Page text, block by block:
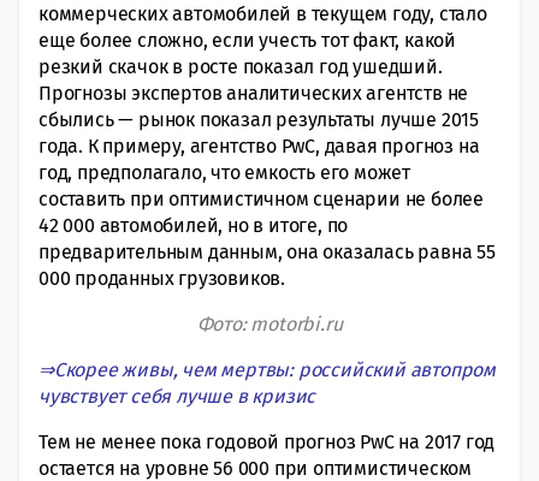
коммерческих автомобилей в текущем году, стало
еще более сложно, если учесть тот факт, какой
резкий скачок в росте показал год ушедший.
Прогнозы экспертов аналитических агентств не
сбылись — рынок показал результаты лучше 2015
года. К примеру, агентство PwC, давая прогноз на
год, предполагало, что емкость его может
составить при оптимистичном сценарии не более
42 000 автомобилей, но в итоге, по
предварительным данным, она оказалась равна 55
000 проданных грузовиков.
Фото: motorbi.ru
⇒Скорее живы, чем мертвы: российский автопром
чувствует себя лучше в кризис
Тем не менее пока годовой прогноз PwC на 2017 год
остается на уровне 56 000 при оптимистическом